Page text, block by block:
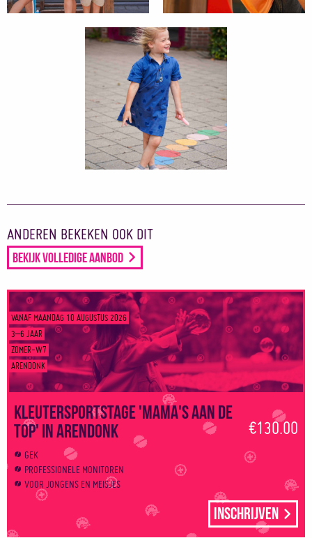
ANDEREN BEKEKEN OOK DIT
Bekijk volledige aanbod
VANAF MAANDAG 10 AUGUSTUS 2026
3–6 JAAR
ZOMER-W7
ARENDONK
Kleutersportstage 'Mama's aan de
top' in Arendonk
€130.00
GEK
PROFESSIONELE MONITOREN
VOOR JONGENS EN MEISJES
Inschrijven